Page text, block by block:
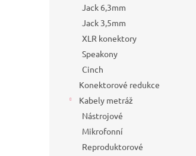
Jack 6,3mm
Jack 3,5mm
XLR konektory
Speakony
Cinch
Konektorové redukce
Kabely metráž
Nástrojové
Mikrofonní
Reproduktorové